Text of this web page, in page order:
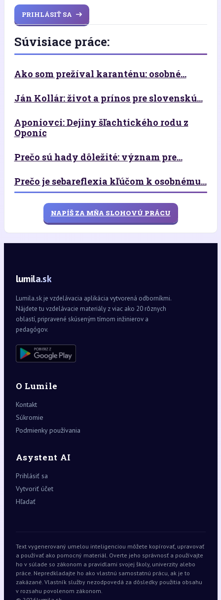
PRIHLÁSIŤ SA
Súvisiace práce:
Ako som prežíval karanténu: osobné...
Ján Kollár: život a prínos pre slovenskú...
Aponiovci: Dejiny šľachtického rodu z
Oponíc
Prečo sú hady dôležité: význam pre...
Prečo je sebareflexia kľúčom k osobnému...
NAPÍŠ ZA MŇA SLOHOVÚ PRÁCU
lumila.sk
Lumila.sk je vzdelávacia aplikácia vytvorená odborníkmi.
Nájdete tu vzdelávacie materiály z viac ako 20 rôznych
oblastí, pripravené skúseným tímom inžinierov a
pedagógov.
O Lumile
Kontakt
Súkromie
Podmienky používania
Asystent AI
Prihlásiť sa
Vytvoriť účet
Hľadať
Text vygenerovaný umelou inteligenciou môžete kopírovať, upravovať
a používať ako pomocný materiál. Overte jeho správnosť a používajte
ho v súlade so zákonom a pravidlami svojej školy, univerzity alebo
práce. Nepredkladajte ho ako vlastnú samostatnú prácu, ak je to
zakázané. Vlastník služby nezodpovedá za dôsledky použitia obsahu
v rozsahu povolenom zákonom.